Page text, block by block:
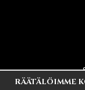
RÄÄTÄLÖIMME